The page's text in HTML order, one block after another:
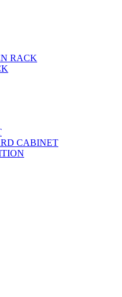
RACK
CABINET